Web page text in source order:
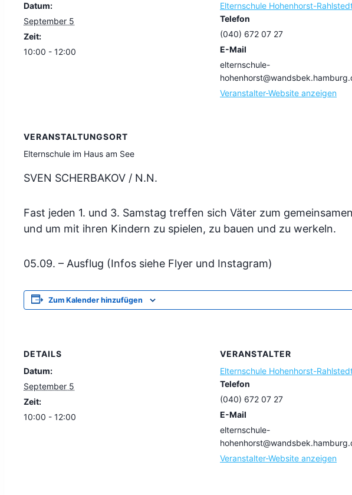
Datum:
September 5
Zeit:
10:00 - 12:00
Elternschule Hohenhorst-
Telefon
(040) 672 07 27
E-Mail
elternschule-
Veranstalter-Website anzeigen
VERANSTALTUNGSORT
Elternschule im Haus am See
SVEN SCHERBAKOV / N.N.
Fast jeden 1. und 3. Samstag treffen sich Väter zum
und um mit ihren Kindern zu spielen, zu bauen und zu werkeln.
05.09. – Ausflug (Infos siehe Flyer und Instagram)
Zum Kalender hinzufügen
DETAILS
Datum:
September 5
Zeit:
10:00 - 12:00
VERANSTALTER
Elternschule Hohenhorst-
Telefon
(040) 672 07 27
E-Mail
elternschule-
Veranstalter-Website anzeigen